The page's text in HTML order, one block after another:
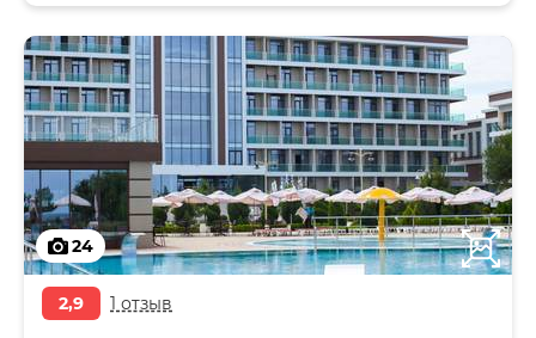
24
2,9 1 отзыв